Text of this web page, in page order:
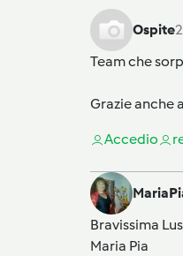
Ospite
Team che
Grazie anche
Accedio
Bravissima
Maria Pia